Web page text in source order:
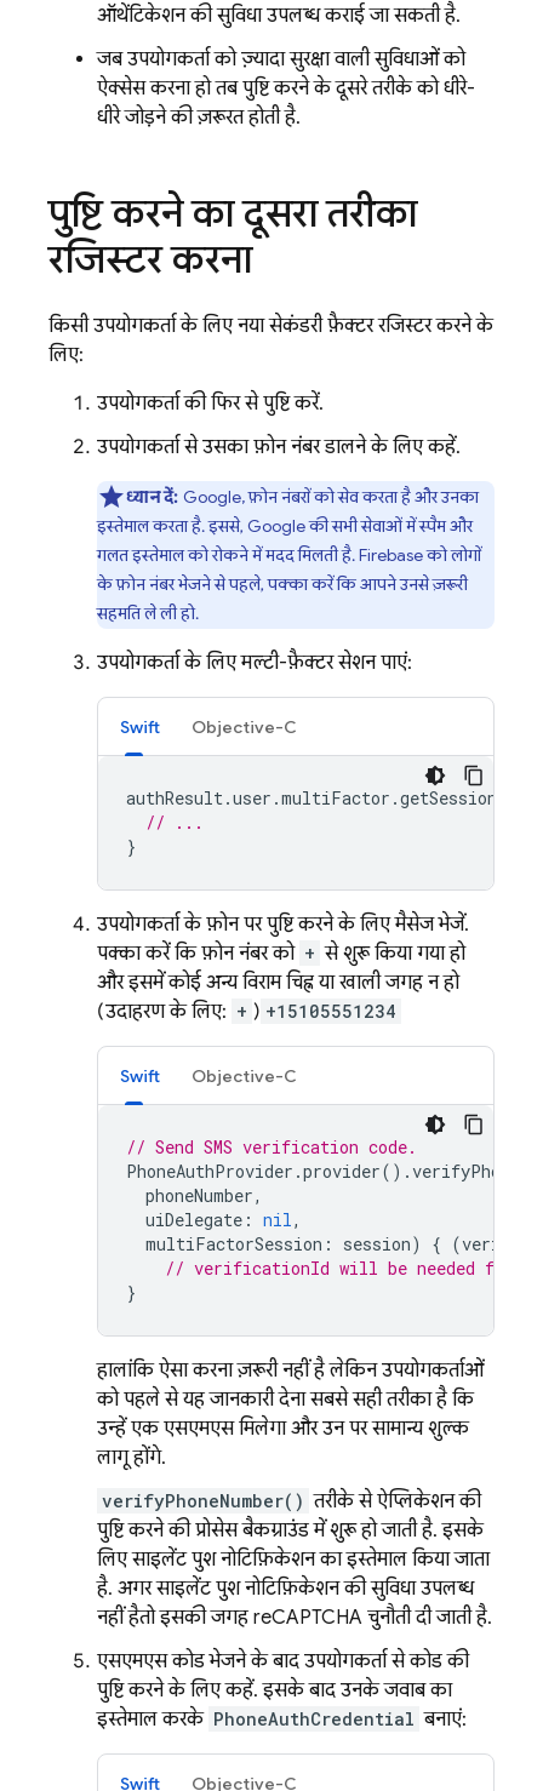
ऑथेंटिकेशन की सुविधा उपलब्ध कराई जा सकती है.
जब उपयोगकर्ता को ज़्यादा सुरक्षा वाली सुविधाओं को
ऐक्सेस करना हो, तब पुष्टि करने के दूसरे तरीके को धीरे-
धीरे जोड़ने की ज़रूरत होती है.
पुष्टि करने का दूसरा तरीका
रजिस्टर करना
किसी उपयोगकर्ता के लिए नया सेकंडरी फ़ैक्टर रजिस्टर करने के
लिए:
उपयोगकर्ता की फिर से पुष्टि करें.
उपयोगकर्ता से उसका फ़ोन नंबर डालने के लिए कहें.
ध्यान दें: Google, फ़ोन नंबरों को सेव करता है और उनका
इस्तेमाल करता है. इससे, Google की सभी सेवाओं में स्पैम और
गलत इस्तेमाल को रोकने में मदद मिलती है.Firebaseको लोगों
के फ़ोन नंबर भेजने से पहले, पक्का करें कि आपने उनसे ज़रूरी
सहमति ले ली हो.
उपयोगकर्ता के लिए, मल्टी-फ़ैक्टर सेशन पाएं:
Swift Objective-C
authResult .user .multiFactor .
// ...
}
उपयोगकर्ता के फ़ोन पर पुष्टि करने के लिए मैसेज भेजें.
पक्का करें कि फ़ोन नंबर को + से शुरू किया गया हो
और इसमें कोई अन्य विराम चिह्न या खाली जगह न हो
(उदाहरण के लिए: + ) +15105551234
Swift Objective-C
// Send SMS verification code.
PhoneAuthProvider .provider().
phoneNumber,
uiDelegate : nil ,
multiFactorSession : session) { (
// verificationId will be needed for
}
हालांकि, ऐसा करना ज़रूरी नहीं है, लेकिन उपयोगकर्ताओं
को पहले से यह जानकारी देना सबसे सही तरीका है कि
उन्हें एक एसएमएस मिलेगा और उन पर सामान्य शुल्क
लागू होंगे.
verifyPhoneNumber() तरीके से, ऐप्लिकेशन की
पुष्टि करने की प्रोसेस बैकग्राउंड में शुरू हो जाती है. इसके
लिए, साइलेंट पुश नोटिफ़िकेशन का इस्तेमाल किया जाता
है. अगर साइलेंट पुश नोटिफ़िकेशन की सुविधा उपलब्ध
नहीं है,तो इसकी जगह reCAPTCHA चुनौती दी जाती है.
एसएमएस कोड भेजने के बाद, उपयोगकर्ता से कोड की
पुष्टि करने के लिए कहें. इसके बाद, उनके जवाब का
इस्तेमाल करके PhoneAuthCredential बनाएं:
Swift Objective-C